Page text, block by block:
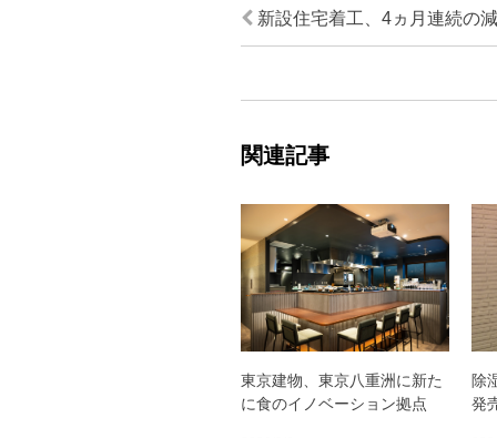
新設住宅着工、4ヵ月連続の
関連記事
東京建物、東京八重洲に新た
に食のイノベーション拠点
除
発